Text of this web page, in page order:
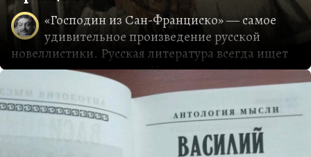
«Господин из Сан-Франциско» ― самое
удивительное произведение русской
новеллистики. Русская литература всегда ищет
синтез прозы и поэзии. Не только русская ― и
мировая, но русская особенно. И вот мне
кажется, что первым найти этот синтез
посчастливилось Андрею Белому: он предложил
свой вариант, довольно трудно читаемый. А
второй вариант, как бы альтернативный, ― это